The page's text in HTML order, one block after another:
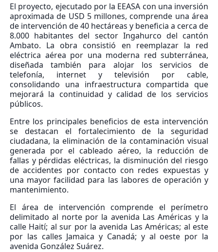
El proyecto, ejecutado por la EEASA con una inversión
aproximada de USD 5 millones, comprende una área
de intervención de 40 hectáreas y beneficia a cerca de
8.000 habitantes del sector Ingahurco del cantón
Ambato. La obra consistió en reemplazar la red
eléctrica aérea por una moderna red subterránea,
diseñada también para alojar los servicios de
telefonía, internet y televisión por cable,
consolidando una infraestructura compartida que
mejorará la continuidad y calidad de los servicios
públicos.
Entre los principales beneficios de esta intervención
se destacan el fortalecimiento de la seguridad
ciudadana, la eliminación de la contaminación visual
generada por el cableado aéreo, la reducción de
fallas y pérdidas eléctricas, la disminución del riesgo
de accidentes por contacto con redes expuestas y
una mayor facilidad para las labores de operación y
mantenimiento.
El área de intervención comprende el perímetro
delimitado al norte por la avenida Las Américas y la
calle Haití; al sur por la avenida Las Américas; al este
por las calles Jamaica y Canadá; y al oeste por la
avenida González Suárez.